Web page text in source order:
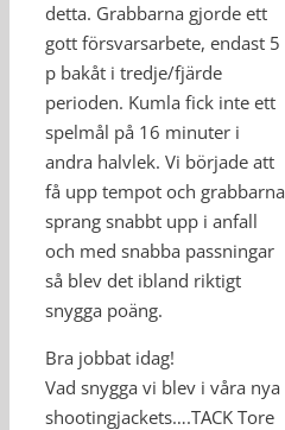
detta. Grabbarna gjorde ett
gott försvarsarbete, endast 5
p bakåt i tredje/fjärde
perioden. Kumla fick inte ett
spelmål på 16 minuter i
andra halvlek. Vi började att
få upp tempot och grabbarna
sprang snabbt upp i anfall
och med snabba passningar
så blev det ibland riktigt
snygga poäng.
Bra jobbat idag!
Vad snygga vi blev i våra nya
shootingjackets….TACK Tore